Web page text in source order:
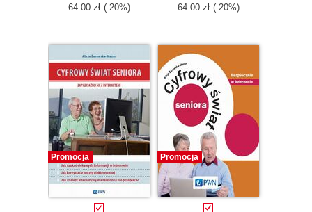
64.00 zł (-20%) 64.00 zł (-20%)
Promocja Promocja